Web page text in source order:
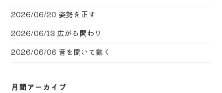
2026/06/20 姿勢を正す
2026/06/13 広がる関わり
2026/06/06 音を聞いて動く
月間アーカイブ